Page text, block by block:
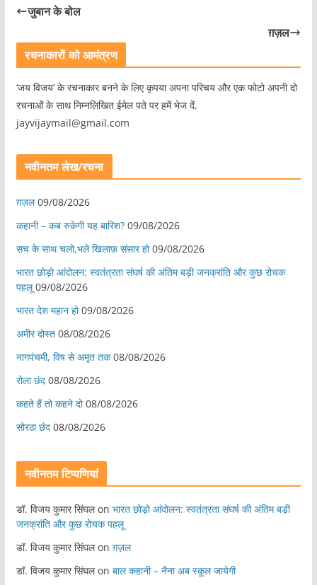
जुबान के बोल
ग़ज़ल
रचनाकारों को आमंत्रण
‘जय विजय’ के रचनाकार बनने के लिए कृपया अपना परिचय और एक फोटो अपनी दो
रचनाओं के साथ निम्नलिखित ईमेल पते पर हमें भेज दें.
jayvijaymail@gmail.com
नवीनतम लेख/रचना
ग़ज़ल 09/08/2026
कहानी – कब रुकेगी यह बारिश? 09/08/2026
सच के साथ चलो,भले खिलाफ़ संसार हो 09/08/2026
भारत छोड़ो आंदोलन: स्वतंत्रता संघर्ष की अंतिम बड़ी जनक्रांति और कुछ रोचक
पहलू 09/08/2026
भारत देश महान हो 09/08/2026
अमीर दोस्त 08/08/2026
नागपंचमी, ​विष से अमृत तक 08/08/2026
रोला छंद 08/08/2026
कहते हैं तो कहने दो 08/08/2026
सोरठा छंद 08/08/2026
नवीनतम टिप्पणियां
डॉ. विजय कुमार सिंघलon भारत छोड़ो आंदोलन: स्वतंत्रता संघर्ष की अंतिम बड़ी
जनक्रांति और कुछ रोचक पहलू
डॉ. विजय कुमार सिंघलon ग़ज़ल
डॉ. विजय कुमार सिंघलon बाल कहानी – नैना अब स्कूल जायेगी